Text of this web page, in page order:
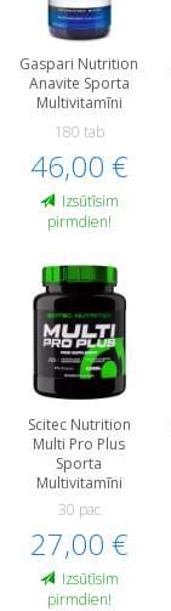
Gaspari Nutrition
Anavite Sporta
Multivitamīni
180 tab
46,00 €
Izsūtīsim
pirmdien!
Scitec Nutrition
Multi Pro Plus
Sporta
Multivitamīni
30 pac
27,00 €
Izsūtīsim
pirmdien!